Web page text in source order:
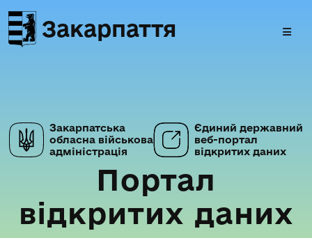
Закарпаття
Закарпатська
обласна військова
адміністрація
Єдиний державний
веб-портал
відкритих даних
Портал
відкритих даних